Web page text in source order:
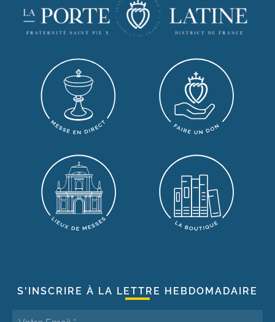
S'INSCRIRE À LA LETTRE HEBDOMADAIRE